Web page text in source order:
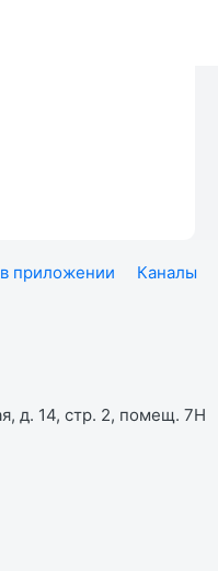
приложении Каналы
д. 14, стр. 2, помещ. 7Н